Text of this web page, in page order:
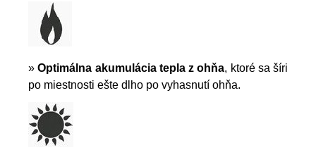
»Optimálna akumulácia tepla z ohňa, ktoré sa šíri
po miestnosti ešte dlho po vyhasnutí ohňa.